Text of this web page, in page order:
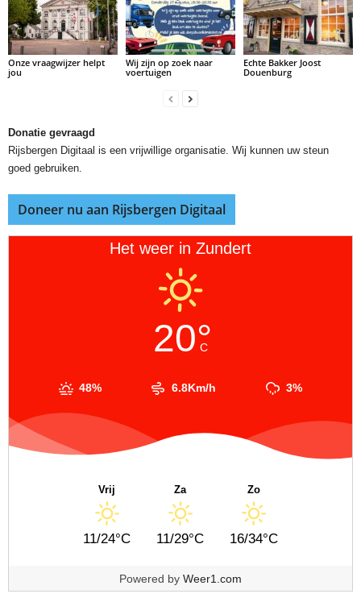
Onze vraagwijzer helpt
jou
Wij zijn op zoek naar
voertuigen
Echte Bakker Joost
Douenburg
Donatie gevraagd
Rijsbergen Digitaal is een vrijwillige organisatie. Wij kunnen uw steun
goed gebruiken.
Doneer nu aan Rijsbergen Digitaal
Het weer in Zundert
20°
C
48% 6.8Km/h 3%
Vrij
11/24°C
Za
11/29°C
Zo
16/34°C
Powered by Weer1.com